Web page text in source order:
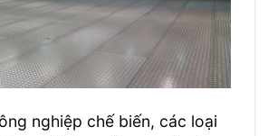
nghiệp chế biến, các loại